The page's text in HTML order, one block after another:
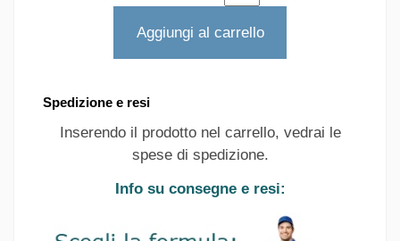
Aggiungi al carrello
Spedizione e resi
Inserendo il prodotto nel carrello, vedrai le
spese di spedizione.
Info su consegne e resi: